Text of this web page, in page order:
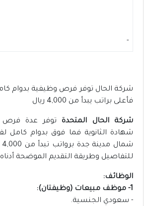
-
شركة الحال توفر فرص وظيفية بدوام
فأعلى براتب يبدأ من 4,000 ريال
شركة الحال المتحدة توفر عدة فرص
شهادة الثانوية فما فوق بدوام كامل
للتفاصيل وطريقة التقديم الموضحة
الوظائف:
1- موظف مبيعات (وظيفتان):
- سعودي الجنسية.